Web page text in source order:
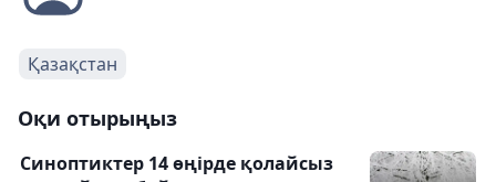
Қазақстан
Оқи отырыңыз
Синоптиктер 14 өңірде қолайсыз